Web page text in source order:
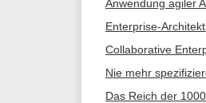
Anwendung agiler
Enterprise-
Collaborative
Nie mehr
Das Reich der